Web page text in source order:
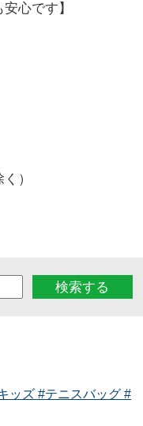
心です】
）
検索する
ッズ #テニスバッグ #